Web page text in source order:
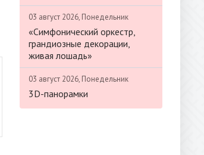
03 август 2026, Понедельник
«Симфонический оркестр,
грандиозные декорации,
живая лошадь»
03 август 2026, Понедельник
3D-панорамки